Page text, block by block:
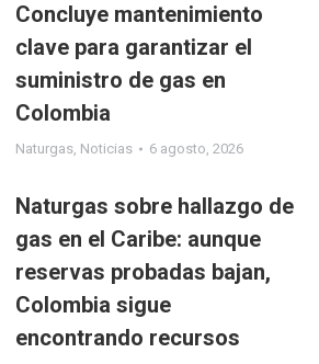
Concluye mantenimiento
clave para garantizar el
suministro de gas en
Colombia
Naturgas, Noticias 6 agosto, 2026
Naturgas sobre hallazgo de
gas en el Caribe: aunque
reservas probadas bajan,
Colombia sigue
encontrando recursos